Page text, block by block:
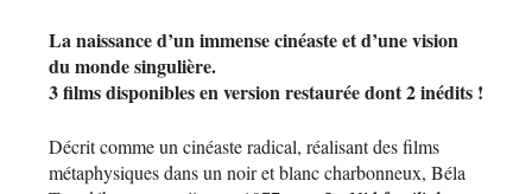
La naissance d’un immense cinéaste et d’une vision
du monde singulière.
3 films disponibles en version restaurée dont 2 inédits !
Décrit comme un cinéaste radical, réalisant des films
métaphysiques dans un noir et blanc charbonneux, Béla